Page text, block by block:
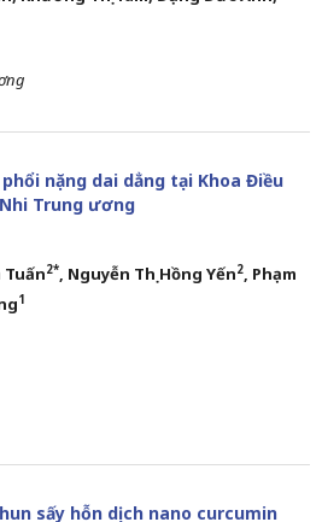
nặng dai dẳng tại Khoa Điều
Trung ương
Tuấn2*, Nguyễn Thị Hồng Yến2, Phạm
1
sấy hỗn dịch nano curcumin